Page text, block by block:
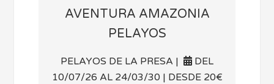
AVENTURA AMAZONIA
PELAYOS
PELAYOS DE LA PRESA |
DEL
10/07/26 AL 24/03/30 | DESDE 20€